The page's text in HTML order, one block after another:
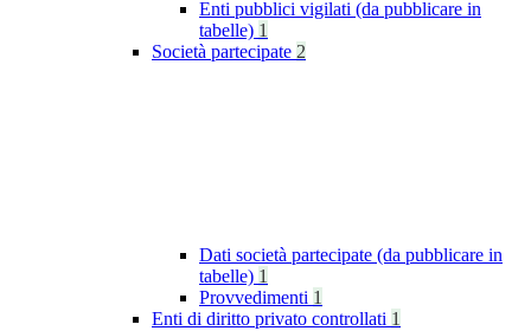
Enti pubblici vigilati (da pubblicare in
tabelle) 1
Società partecipate 2
Dati società partecipate (da pubblicare in
tabelle) 1
Provvedimenti 1
Enti di diritto privato controllati 1